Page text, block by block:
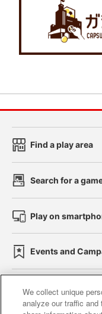
Find a play area
Search for a
Play on
Events and
Affiliate
We collect unique
analyze our traffic